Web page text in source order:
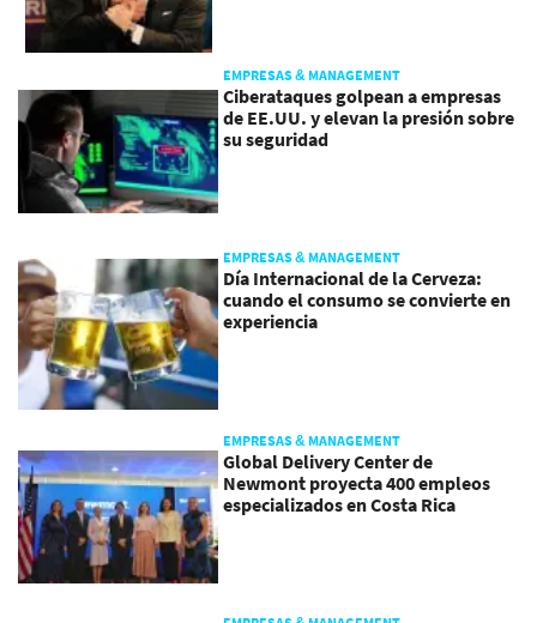
EMPRESAS & MANAGEMENT
Ciberataques golpean a empresas
de EE.UU. y elevan la presión sobre
su seguridad
EMPRESAS & MANAGEMENT
Día Internacional de la Cerveza:
cuando el consumo se convierte en
experiencia
EMPRESAS & MANAGEMENT
Global Delivery Center de
Newmont proyecta 400 empleos
especializados en Costa Rica